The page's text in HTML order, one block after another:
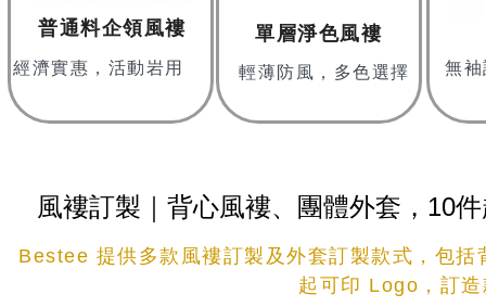
風褸訂製｜背心風褸、團體外套，10
普通料企領風褸
經濟實惠，活動岩用
單層淨色風褸
輕薄防風，多色選擇 無
Bestee 提供多款風褸訂製及外套訂製款式，包
起可印 Logo，訂